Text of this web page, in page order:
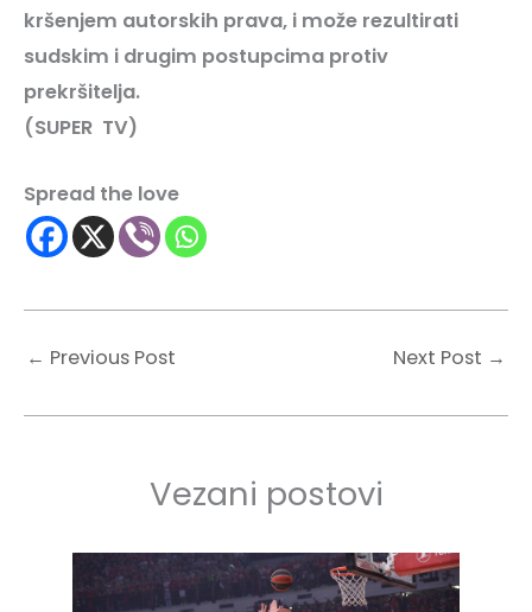
kršenjem autorskih prava, i može rezultirati
sudskim i drugim postupcima protiv
prekršitelja.
(SUPER TV)
Spread the love
← Previous Post Next Post →
Vezani postovi